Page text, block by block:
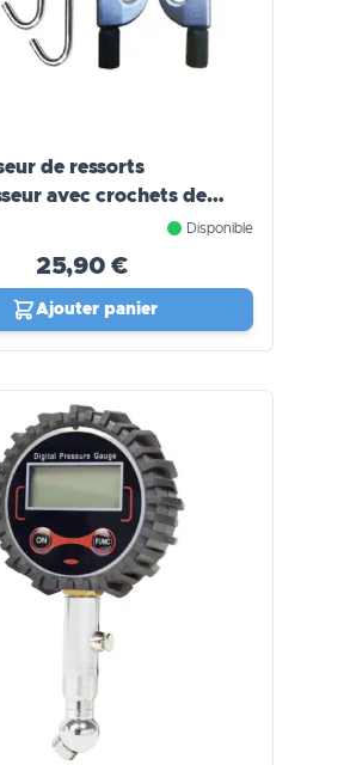
de ressorts
avec crochets de
Disponible
25,90 €
Ajouter panier